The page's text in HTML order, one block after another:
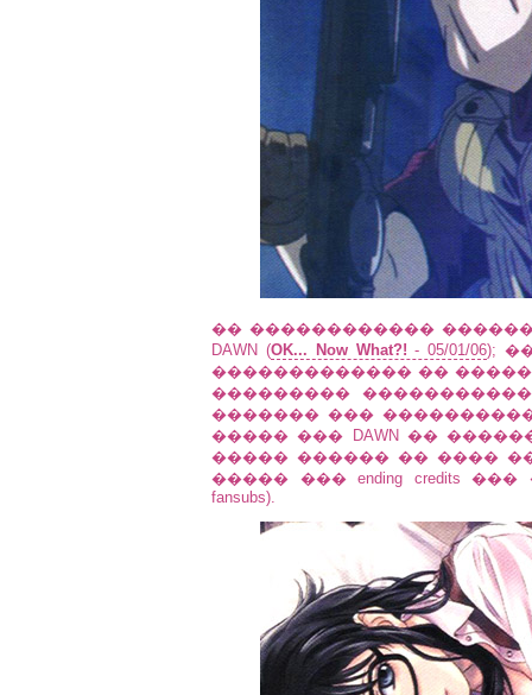
�� ������������ ������ ���
DAWN (OK... Now What?! - 05/01/06);
������������� ��
��������� �����������
������� ���
����� ��� DAWN ��
����� ������ �� ����
����� ��� ending credits
fansubs).